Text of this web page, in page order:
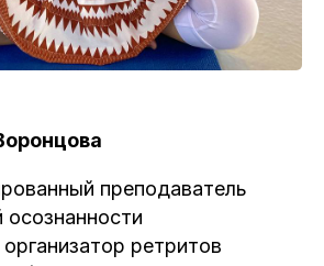
преподаватель
осознанности
ретритов